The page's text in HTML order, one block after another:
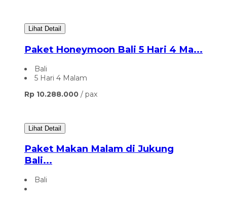
Lihat Detail
Paket Honeymoon Bali 5 Hari 4 Ma...
Bali
5 Hari 4 Malam
Rp 10.288.000 / pax
Lihat Detail
Paket Makan Malam di Jukung
Bali...
Bali